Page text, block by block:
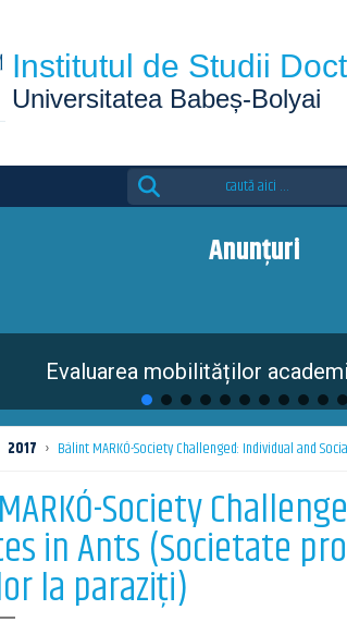
Institutul de Studii
Universitatea Babeș-Bolyai
Search
for:
Anunțuri
Evaluarea mobilităților
2017 › Bálint MARKÓ-Society Challenged: Individual and
Society
in Ants (Societate
la paraziți)